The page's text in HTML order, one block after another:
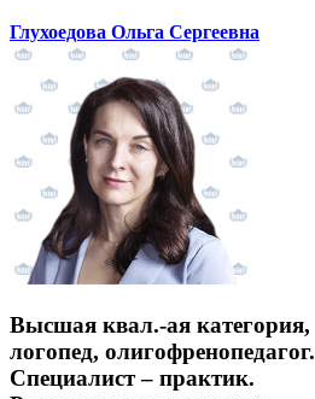
Глухоедова Ольга Сергеевна
Высшая квал.-ая категория,
логопед, олигофренопедагог.
Специалист – практик.